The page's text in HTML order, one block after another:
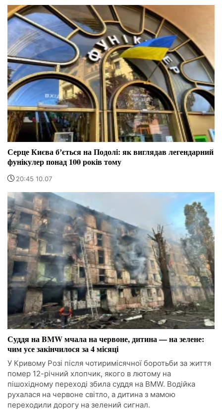
Серце Києва бʼється на Подолі: як виглядав легендарний
фунікулер понад 100 років тому
20:45 10.07
Суддя на BMW мчала на червоне, дитина — на зелене:
чим усе закінчилося за 4 місяці
У Кривому Розі після чотиримісячної боротьби за життя
помер 12-річний хлопчик, якого в лютому на
пішохідному переході збила суддя на BMW. Водійка
рухалася на червоне світло, а дитина з мамою
переходили дорогу на зелений сигнал.